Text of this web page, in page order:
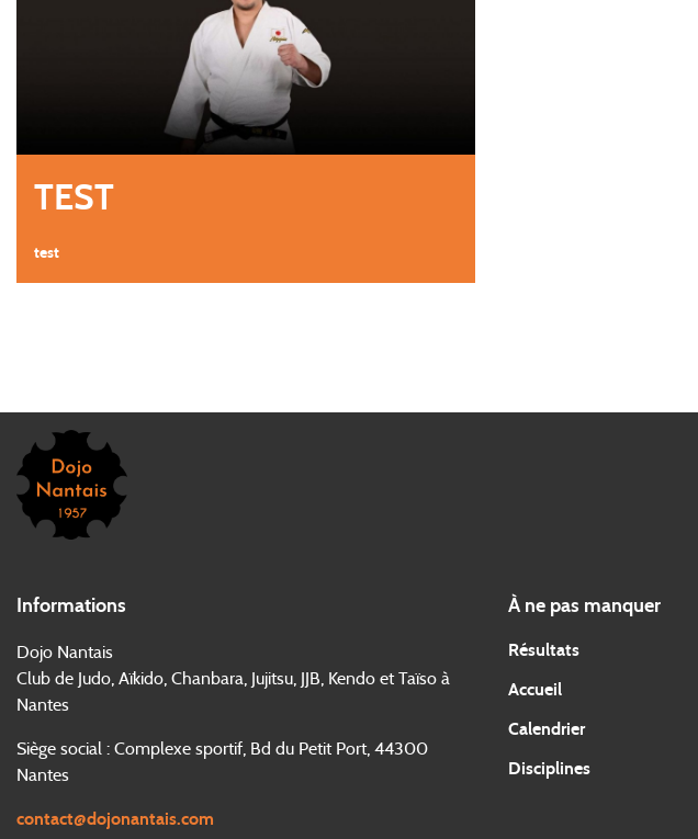
TEST
test
Informations
Dojo Nantais
Club de Judo, Aïkido, Chanbara, Jujitsu, JJB, Kendo et Taïso à
Nantes
Siège social : Complexe sportif, Bd du Petit Port, 44300
Nantes
contact@dojonantais.com
À ne pas manquer
Résultats
Accueil
Calendrier
Disciplines